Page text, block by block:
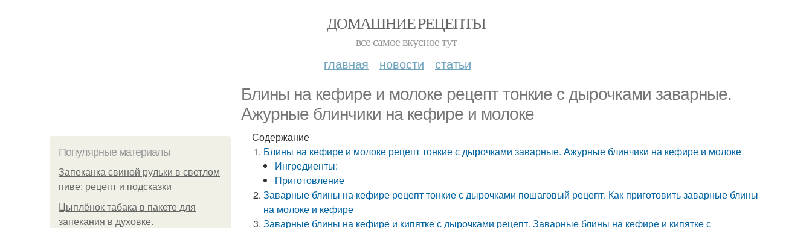
ДОМАШНИЕ РЕЦЕПТЫ
все самое вкусное тут
главная новости статьи
Блины на кефире и молоке рецепт тонкие с дырочками заварные.
Ажурные блинчики на кефире и молоке
Популярные материалы
Запеканка свиной рульки в светлом
пиве: рецепт и подсказки
Цыплёнок табака в пакете для
запекания в духовке.
Содержание
Блины на кефире и молоке рецепт тонкие с дырочками заварные. Ажурные блинчики на кефире и молоке
Ингредиенты:
Приготовление
Заварные блины на кефире рецепт тонкие с дырочками пошаговый рецепт. Как приготовить заварные блины
на молоке и кефире
Заварные блины на кефире и кипятке с дырочками рецепт. Заварные блины на кефире и кипятке с